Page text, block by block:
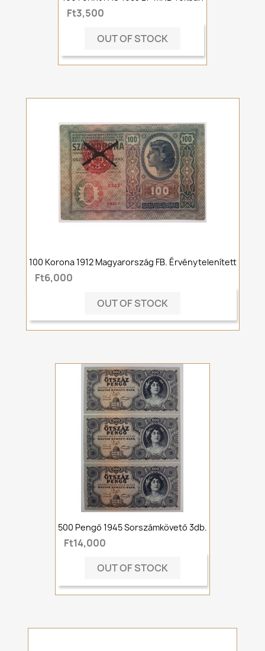
Ft3,500
OUT OF STOCK
100 Korona 1912 Magyarország FB. Érvénytelenített
Ft6,000
OUT OF STOCK
500 Pengő 1945 Sorszámkövető 3db.
Ft14,000
OUT OF STOCK